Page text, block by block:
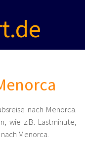
nach Menorca.
wie z.B. Lastminute,
Menorca.